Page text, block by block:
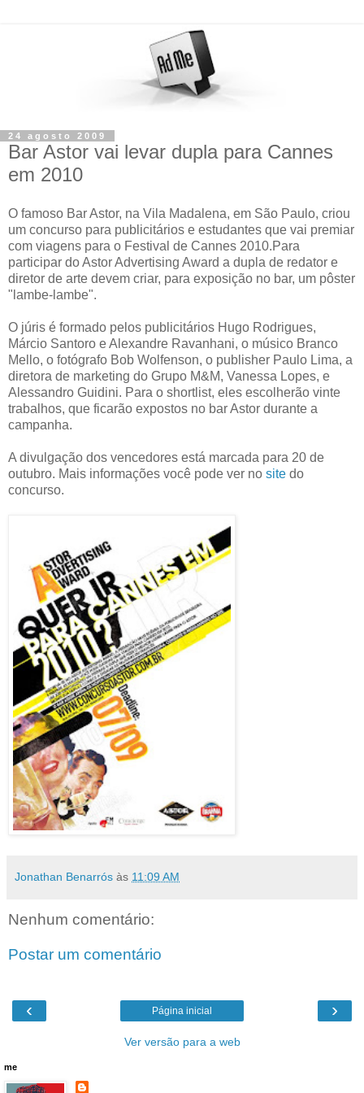
24 agosto 2009
Bar Astor vai levar dupla para Cannes
em 2010
O famoso Bar Astor, na Vila Madalena, em São Paulo, criou
um concurso para publicitários e estudantes que vai premiar
com viagens para o Festival de Cannes 2010.Para
participar do Astor Advertising Award a dupla de redator e
diretor de arte devem criar, para exposição no bar, um pôster
"lambe-lambe".
O júris é formado pelos publicitários Hugo Rodrigues,
Márcio Santoro e Alexandre Ravanhani, o músico Branco
Mello, o fotógrafo Bob Wolfenson, o publisher Paulo Lima, a
diretora de marketing do Grupo M&M, Vanessa Lopes, e
Alessandro Guidini. Para o shortlist, eles escolherão vinte
trabalhos, que ficarão expostos no bar Astor durante a
campanha.
A divulgação dos vencedores está marcada para 20 de
outubro. Mais informações você pode ver no site do
concurso.
Jonathan Benarrós às 11:09 AM
Nenhum comentário:
Postar um comentário
‹ ›
Página inicial
Ver versão para a web
me